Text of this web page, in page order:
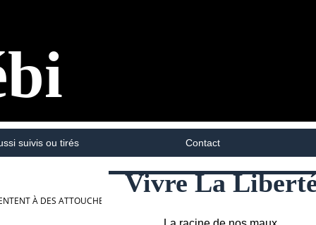
suivis ou tirés Contact
À DES ATTOUCHEMENTS SANS CONSENTEMENT ?
Vivre La